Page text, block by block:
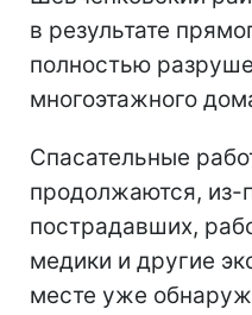
в результате
полностью
многоэтажного
Спасательные
продолжаются, из-
пострадавших,
медики и другие
месте уже